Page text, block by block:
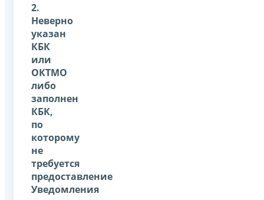
2.
Неверно
указан
КБК
или
ОКТМО
либо
заполнен
КБК,
по
которому
не
требуется
предоставление
Уведомления